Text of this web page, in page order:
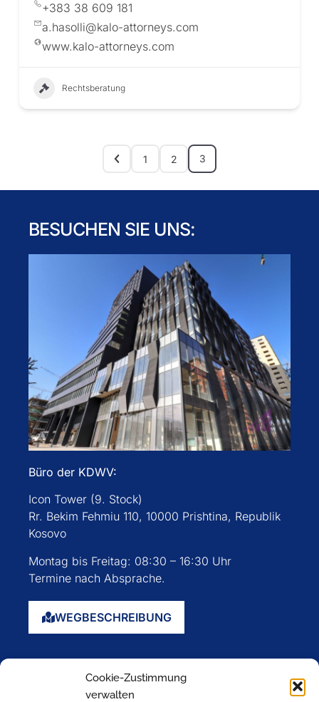
Cookie-Zustimmung
verwalten
+383 38 609 181
a.hasolli@kalo-attorneys.com
www.kalo-attorneys.com
Rechtsberatung
1 2 3
BESUCHEN SIE UNS:
Büro der KDWV:
Icon Tower (9. Stock)
Rr. Bekim Fehmiu 110, 10000 Prishtina, Republik
Kosovo
Montag bis Freitag: 08:30 – 16:30 Uhr
Termine nach Absprache.
WEGBESCHREIBUNG